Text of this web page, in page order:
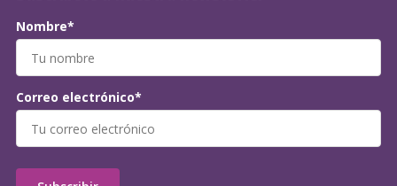
Nombre*
Correo electrónico*